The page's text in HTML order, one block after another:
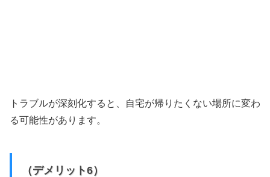
トラブルが深刻化すると、自宅が帰りたくない場所に変わ
る可能性があります。
（デメリット6）